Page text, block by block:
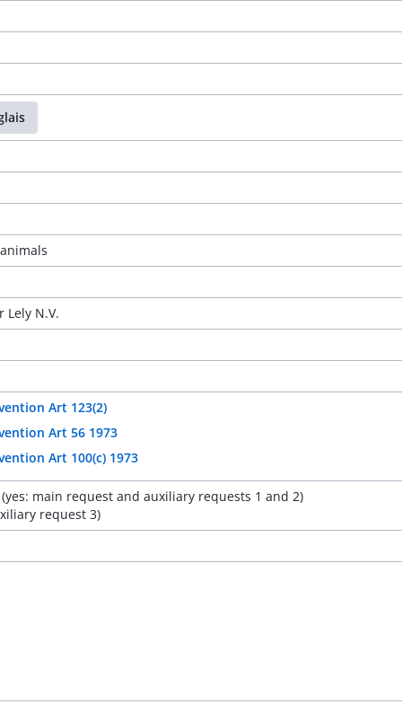
Lely N.V.
Art 123(2)
Art 56 1973
Art 100(c) 1973
main request and auxiliary requests 1 and 2)
request 3)